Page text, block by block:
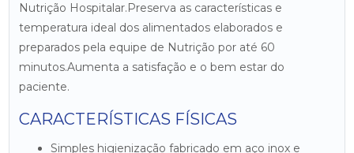
Nutrição Hospitalar.Preserva as características e
temperatura ideal dos alimentados elaborados e
preparados pela equipe de Nutrição por até 60
minutos.Aumenta a satisfação e o bem estar do
paciente.
CARACTERÍSTICAS FÍSICAS
Simples higienização fabricado em aço inox e